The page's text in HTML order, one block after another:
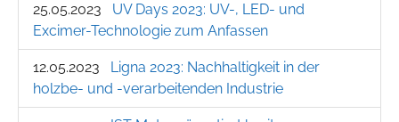
25.05.2023
UV Days 2023: UV-, LED- und
Excimer-Technologie zum Anfassen
12.05.2023
Ligna 2023: Nachhaltigkeit in der
holzbe- und -verarbeitenden Industrie